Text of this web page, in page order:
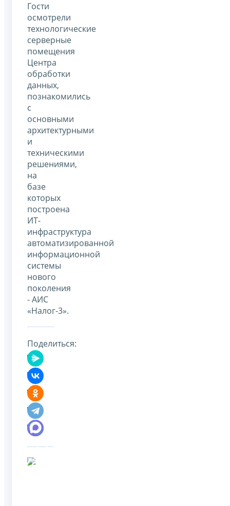
Гости
осмотрели
технологические
серверные
помещения
Центра
обработки
данных,
познакомились
с
основными
архитектурными
и
техническими
решениями,
на
базе
которых
построена
ИТ-
инфраструктура
автоматизированной
информационной
системы
нового
поколения
- АИС
«Налог-3».
Поделиться: